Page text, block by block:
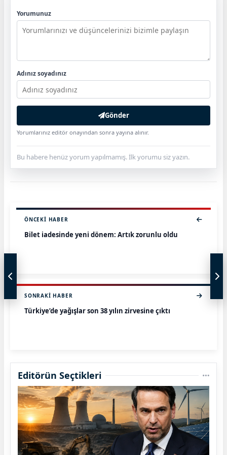
Yorumunuz
Adınız soyadınız
Gönder
Yorumlarınız editör onayından sonra yayına alınır.
Bu habere henüz yorum yapılmamış. İlk yorumu siz yazın.
ÖNCEKI HABER
Bilet iadesinde yeni dönem: Artık zorunlu oldu
SONRAKI HABER
Türkiye’de yağışlar son 38 yılın zirvesine çıktı
Editörün Seçtikleri